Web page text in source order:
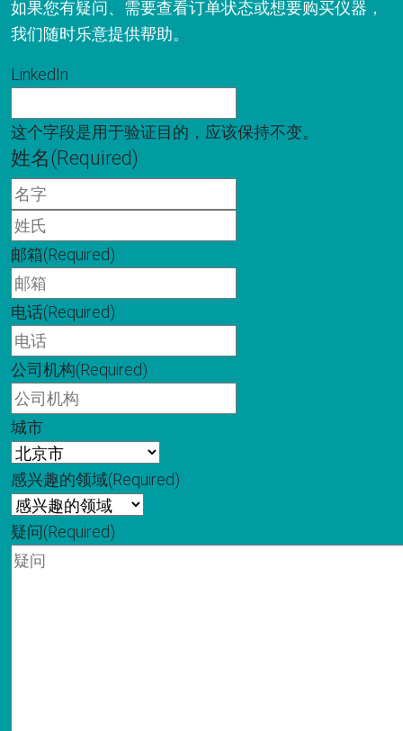
如果您有疑问、需要查看订单状态或想要购买仪器，
我们随时乐意提供帮助。
LinkedIn
这个字段是用于验证目的，应该保持不变。
姓名(Required)
邮箱(Required)
电话(Required)
公司机构(Required)
城市
感兴趣的领域(Required)
疑问(Required)